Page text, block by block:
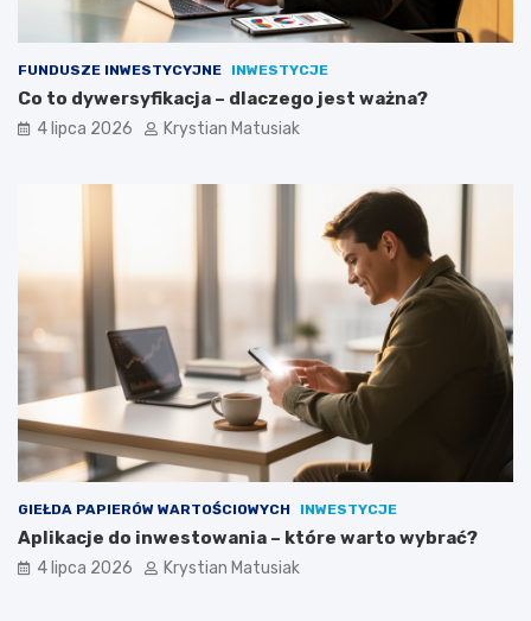
FUNDUSZE INWESTYCYJNE INWESTYCJE
Co to dywersyfikacja – dlaczego jest ważna?
4 lipca 2026 Krystian Matusiak
GIEŁDA PAPIERÓW WARTOŚCIOWYCH INWESTYCJE
Aplikacje do inwestowania – które warto wybrać?
4 lipca 2026 Krystian Matusiak